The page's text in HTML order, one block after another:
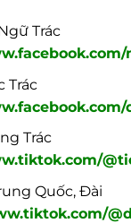
Trác
Trác
Trác
Quốc, Đài